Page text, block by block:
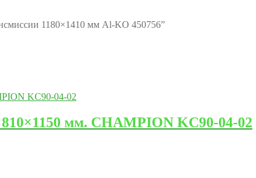
1180×1410 мм Al-KO 450756”
мм. CHAMPION KC90-04-02